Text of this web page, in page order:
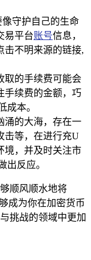
守护自己的生命
易平台账号信息，
击不明来源的链接,
取的手续费可能会
手续费的金额，巧
成本。
涌的大海，存在一
击等，在进行充U
境，并及时关注市
出反应。
顺风顺水地将
成为你在加密货币
挑战的领域中更加